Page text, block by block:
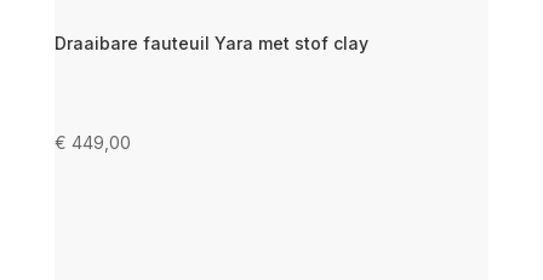
Draaibare fauteuil Yara met stof clay
€ 449,00